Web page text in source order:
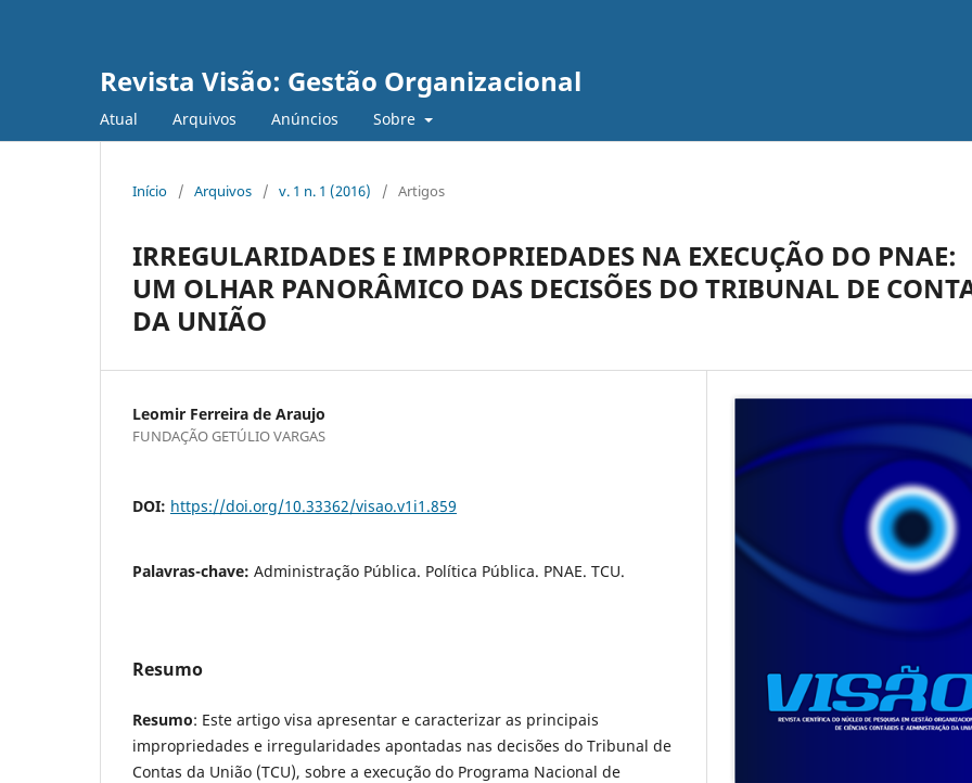
Revista Visão: Gestão Organizacional
Atual Arquivos Anúncios Sobre
Início / Arquivos / v. 1 n. 1 (2016) / Artigos
IRREGULARIDADES E IMPROPRIEDADES NA EXECUÇÃO DO PNAE:
UM OLHAR PANORÂMICO DAS DECISÕES DO TRIBUNAL DE
DA UNIÃO
Leomir Ferreira de Araujo
FUNDAÇÃO GETÚLIO VARGAS
DOI: https://doi.org/10.33362/visao.v1i1.859
Palavras-chave: Administração Pública. Política Pública. PNAE. TCU.
Resumo
Resumo: Este artigo visa apresentar e caracterizar as principais
impropriedades e irregularidades apontadas nas decisões do Tribunal de
Contas da União (TCU), sobre a execução do Programa Nacional de